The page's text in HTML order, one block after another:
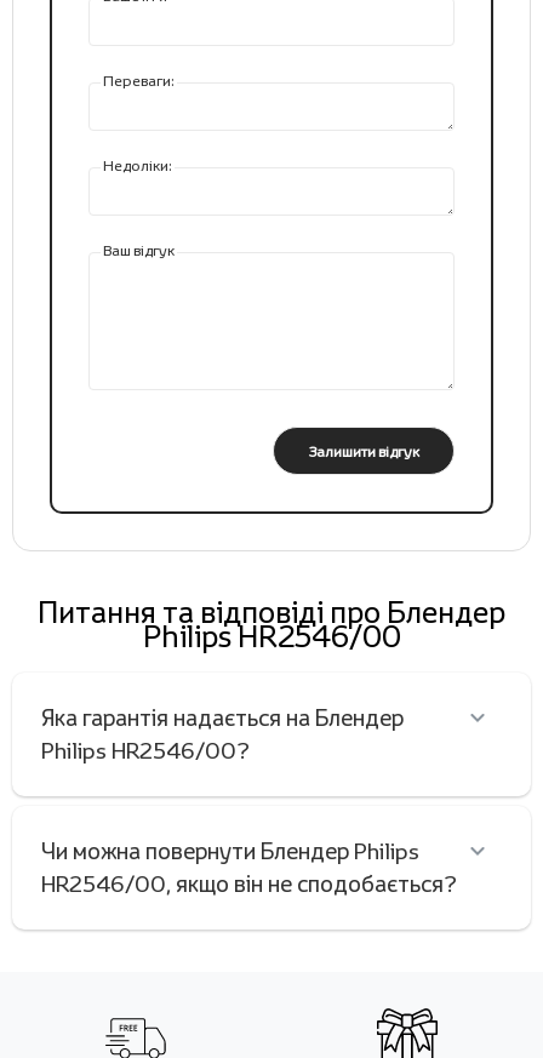
Переваги:
Недоліки:
Ваш відгук
Залишити відгук
Питання та відповіді про Блендер
Philips HR2546/00
Яка гарантія надається на Блендер
Philips HR2546/00?
Чи можна повернути Блендер Philips
HR2546/00, якщо він не сподобається?